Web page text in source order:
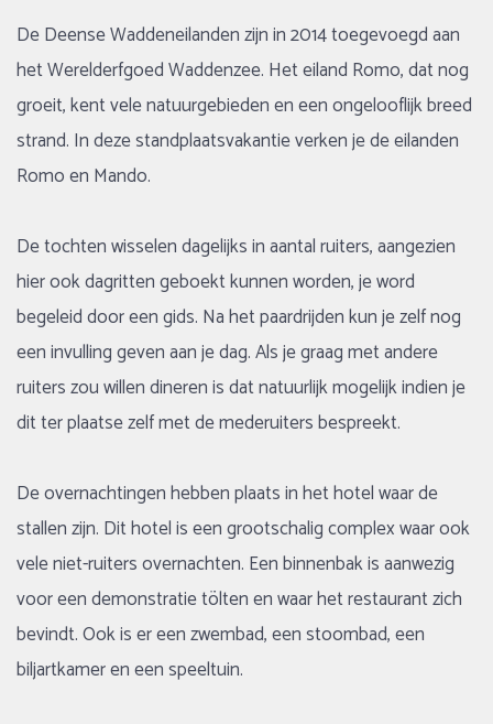
De Deense Waddeneilanden zijn in 2014 toegevoegd aan
het Werelderfgoed Waddenzee. Het eiland Romo, dat nog
groeit, kent vele natuurgebieden en een ongelooflijk breed
strand. In deze standplaatsvakantie verken je de eilanden
Romo en Mando.
De tochten wisselen dagelijks in aantal ruiters, aangezien
hier ook dagritten geboekt kunnen worden, je word
begeleid door een gids. Na het paardrijden kun je zelf nog
een invulling geven aan je dag. Als je graag met andere
ruiters zou willen dineren is dat natuurlijk mogelijk indien je
dit ter plaatse zelf met de mederuiters bespreekt.
De overnachtingen hebben plaats in het hotel waar de
stallen zijn. Dit hotel is een grootschalig complex waar ook
vele niet-ruiters overnachten. Een binnenbak is aanwezig
voor een demonstratie tölten en waar het restaurant zich
bevindt. Ook is er een zwembad, een stoombad, een
biljartkamer en een speeltuin.